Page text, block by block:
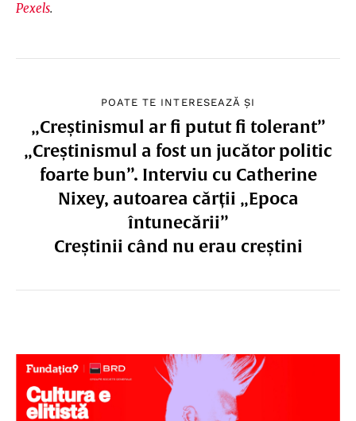
Pexels.
POATE TE INTERESEAZĂ ȘI
„Creștinismul ar fi putut fi tolerant”
„Creștinismul a fost un jucător politic
foarte bun”. Interviu cu Catherine
Nixey, autoarea cărții „Epoca
întunecării”
Creștinii când nu erau creștini